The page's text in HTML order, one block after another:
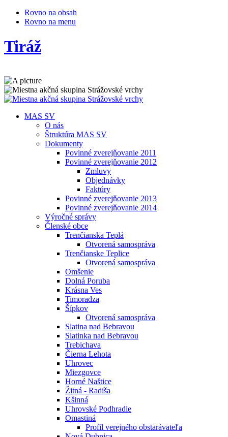
Rovno na obsah
Rovno na menu
Tiráž
MAS SV
O nás
Štruktúra MAS SV
Dokumenty
Povinné zverejňovanie 2011
Povinné zverejňovanie 2012
Zmluvy
Objednávky
Faktúry
Povinné zverejňovanie 2013
Povinné zverejňovanie 2014
Výročné správy
Členské obce
Trenčianska Teplá
Otvorená samospráva
Trenčianske Teplice
Otvorená samospráva
Omšenie
Dolná Poruba
Krásna Ves
Timoradza
Šípkov
Otvorená samospráva
Slatina nad Bebravou
Slatinka nad Bebravou
Trebichava
Čierna Lehota
Uhrovec
Miezgovce
Horné Naštice
Žitná - Radiša
Kšinná
Uhrovské Podhradie
Omastiná
Profil verejného obstarávateľa